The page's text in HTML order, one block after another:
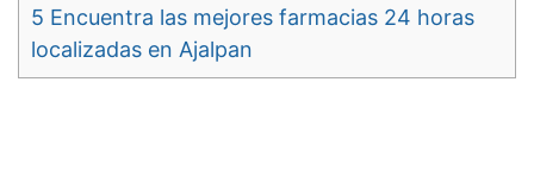
5 Encuentra las mejores farmacias 24 horas
localizadas en Ajalpan